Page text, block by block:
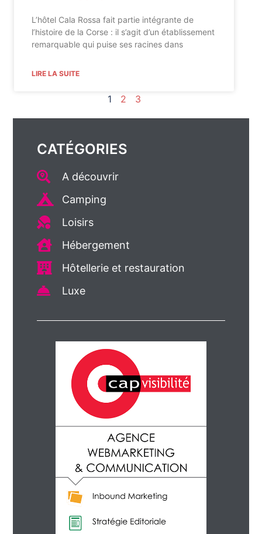
L’hôtel Cala Rossa fait partie intégrante de
l’histoire de la Corse : il s’agit d’un établissement
remarquable qui puise ses racines dans
LIRE LA SUITE
1 2 3
CATÉGORIES
A découvrir
Camping
Loisirs
Hébergement
Hôtellerie et restauration
Luxe